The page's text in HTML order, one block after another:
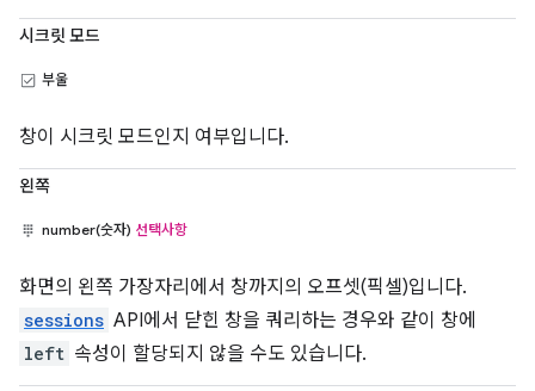
시크릿 모드
부울
창이 시크릿 모드인지 여부입니다.
왼쪽
number(숫자) 선택사항
화면의 왼쪽 가장자리에서 창까지의 오프셋(픽셀)입니다.
sessions API에서 닫힌 창을 쿼리하는 경우와 같이 창에
left 속성이 할당되지 않을 수도 있습니다.